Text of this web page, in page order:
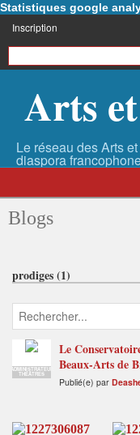
Statistiques google
Inscription
Arts
Blogs
prodiges (1)
ADMINISTRATEUR
THÉÂTRES
Le
Beaux-Arts de
Publié(e) par